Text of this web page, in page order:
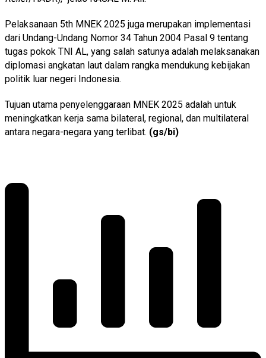
Pelaksanaan 5th MNEK 2025 juga merupakan implementasi
dari Undang-Undang Nomor 34 Tahun 2004 Pasal 9 tentang
tugas pokok TNI AL, yang salah satunya adalah melaksanakan
diplomasi angkatan laut dalam rangka mendukung kebijakan
politik luar negeri Indonesia.
Tujuan utama penyelenggaraan MNEK 2025 adalah untuk
meningkatkan kerja sama bilateral, regional, dan multilateral
antara negara-negara yang terlibat. (gs/bi)